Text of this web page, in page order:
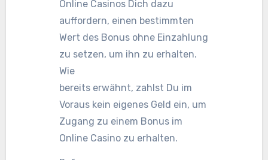
Online Casinos Dich dazu
auffordern, einen bestimmten
Wert des Bonus ohne Einzahlung
zu setzen, um ihn zu erhalten.
Wie
bereits erwähnt, zahlst Du im
Voraus kein eigenes Geld ein, um
Zugang zu einem Bonus im
Online Casino zu erhalten.